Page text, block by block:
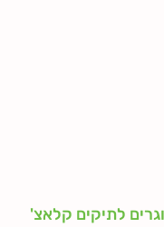
לתיקים קלאצ'